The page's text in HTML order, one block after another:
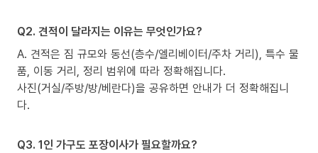
Q2. 견적이 달라지는 이유는 무엇인가요?
A. 견적은 짐 규모와 동선(층수/엘리베이터/주차 거리), 특수 물
품, 이동 거리, 정리 범위에 따라 정확해집니다.
사진(거실/주방/방/베란다)을 공유하면 안내가 더 정확해집니
다.
Q3. 1인 가구도 포장이사가 필요할까요?